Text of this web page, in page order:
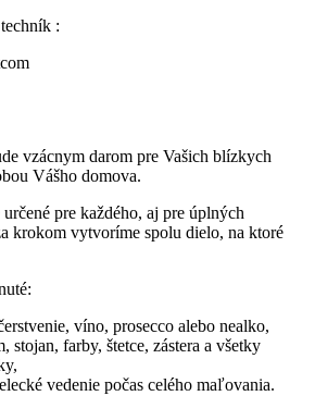
:
vzácnym darom pre Vašich blízkych
Vášho domova.
pre každého, aj pre úplných
krokom vytvoríme spolu dielo, na ktoré
víno, prosecco alebo nealko,
stojan, farby, štetce, zástera a všetky
vedenie počas celého maľovania.